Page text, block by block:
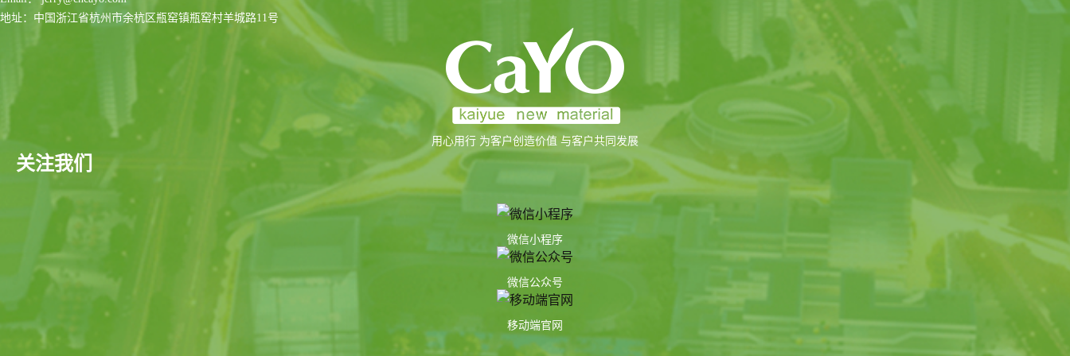
地址：中国浙江省杭州市余杭区瓶窑镇瓶窑村羊城路11号
用心用行 为客户创造价值 与客户共同发展
关注我们
微信小程序
微信公众号
移动端官网